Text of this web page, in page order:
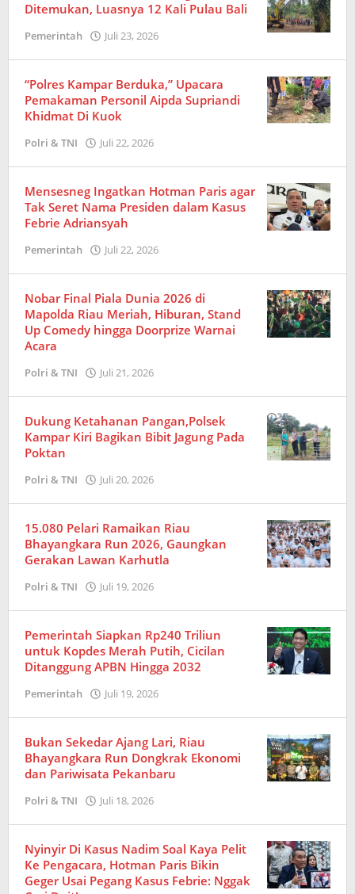
Ditemukan, Luasnya 12 Kali Pulau Bali
Pemerintah Juli 23, 2026
“Polres Kampar Berduka,” Upacara
Pemakaman Personil Aipda Supriandi
Khidmat Di Kuok
Polri & TNI Juli 22, 2026
Mensesneg Ingatkan Hotman Paris agar
Tak Seret Nama Presiden dalam Kasus
Febrie Adriansyah
Pemerintah Juli 22, 2026
Nobar Final Piala Dunia 2026 di
Mapolda Riau Meriah, Hiburan, Stand
Up Comedy hingga Doorprize Warnai
Acara
Polri & TNI Juli 21, 2026
Dukung Ketahanan Pangan,Polsek
Kampar Kiri Bagikan Bibit Jagung Pada
Poktan
Polri & TNI Juli 20, 2026
15.080 Pelari Ramaikan Riau
Bhayangkara Run 2026, Gaungkan
Gerakan Lawan Karhutla
Polri & TNI Juli 19, 2026
Pemerintah Siapkan Rp240 Triliun
untuk Kopdes Merah Putih, Cicilan
Ditanggung APBN Hingga 2032
Pemerintah Juli 19, 2026
Bukan Sekedar Ajang Lari, Riau
Bhayangkara Run Dongkrak Ekonomi
dan Pariwisata Pekanbaru
Polri & TNI Juli 18, 2026
Nyinyir Di Kasus Nadim Soal Kaya Pelit
Ke Pengacara, Hotman Paris Bikin
Geger Usai Pegang Kasus Febrie: Nggak